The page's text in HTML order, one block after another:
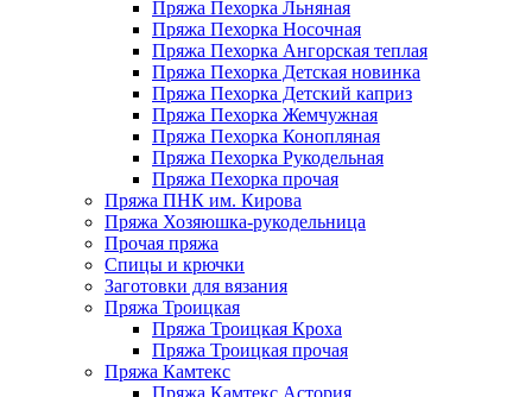
Пряжа Пехорка Льняная
Пряжа Пехорка Носочная
Пряжа Пехорка Ангорская теплая
Пряжа Пехорка Детская новинка
Пряжа Пехорка Детский каприз
Пряжа Пехорка Жемчужная
Пряжа Пехорка Конопляная
Пряжа Пехорка Рукодельная
Пряжа Пехорка прочая
Пряжа ПНК им. Кирова
Пряжа Хозяюшка-рукодельница
Прочая пряжа
Спицы и крючки
Заготовки для вязания
Пряжа Троицкая
Пряжа Троицкая Кроха
Пряжа Троицкая прочая
Пряжа Камтекс
Пряжа Камтекс Астория